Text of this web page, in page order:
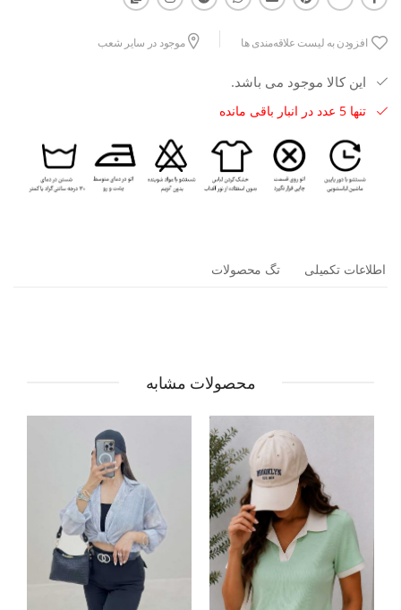
افزودن به لیست علاقه‌مندی ها موجود در سایر شعب
این کالا موجود می باشد.
تنها 5 عدد در انبار باقی مانده
اطلاعات تکمیلی تگ محصولات
محصولات مشابه